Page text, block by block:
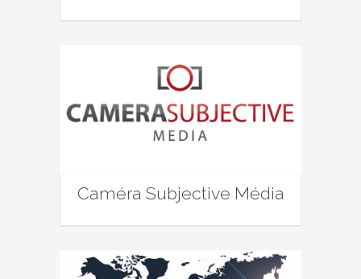
Caméra Subjective Média